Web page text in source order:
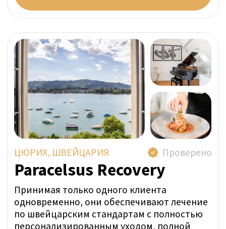
ВИЦНАУ, ШВЕЙЦАРИЯ
NEOVIVA
Проверено
Прямая цена за неделю:
Бутик-клиника реабилитации NEOVIVA,
расположенная в приватной части отеля с
панорамным видом на живописное
Люцернское озеро, применяет
комплексный научно-обоснованный
подход к лечению зависимостей.
ОТ 27 250 CHF
Представитель SwissMedExpert посетил
учреждение, чтобы подтвердить
соответствие их помещений фотографиям
Помощь с передвижением
Групповая терапия
Полная конфиденциальность